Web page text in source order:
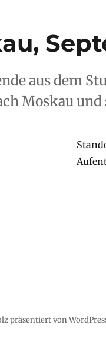
aus dem
Moskau
Stay
präsentiert von